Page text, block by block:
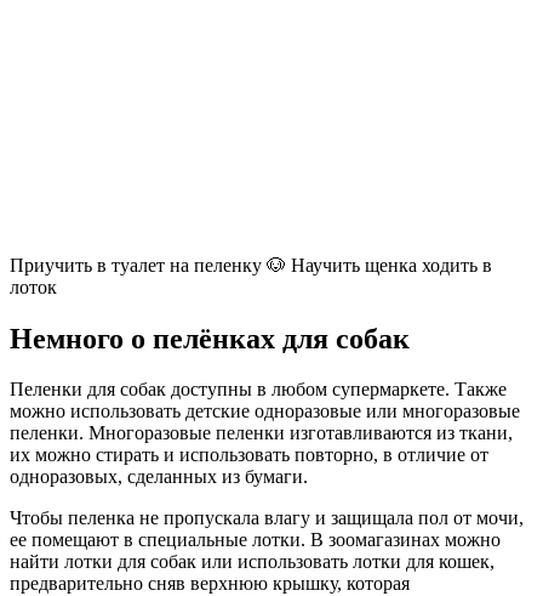
Приучить в туалет на пеленку 🐶 Научить щенка ходить в
лоток
Немного о пелёнках для собак
Пеленки для собак доступны в любом супермаркете. Также
можно использовать детские одноразовые или многоразовые
пеленки. Многоразовые пеленки изготавливаются из ткани,
их можно стирать и использовать повторно, в отличие от
одноразовых, сделанных из бумаги.
Чтобы пеленка не пропускала влагу и защищала пол от мочи,
ее помещают в специальные лотки. В зоомагазинах можно
найти лотки для собак или использовать лотки для кошек,
предварительно сняв верхнюю крышку, которая